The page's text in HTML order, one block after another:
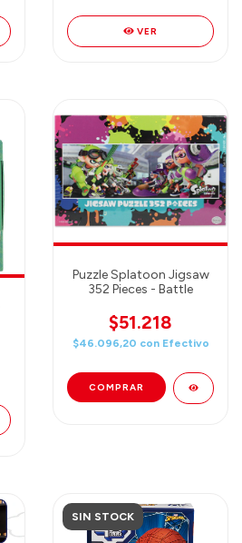
VER
Puzzle Splatoon Jigsaw
352 Pieces - Battle
$51.218
$46.096,20 con Efectivo
SIN STOCK